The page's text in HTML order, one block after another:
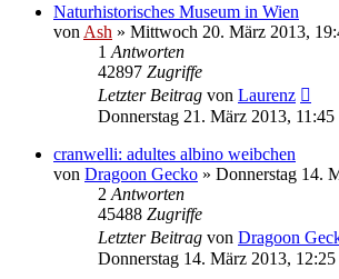
Naturhistorisches Museum in Wien
von Ash » Mittwoch 20. März 2013,
1 Antworten
42897 Zugriffe
Letzter Beitrag von Laurenz
Donnerstag 21. März 2013, 11:45
cranwelli: adultes albino weibchen
von Dragoon Gecko » Donnerstag 14.
2 Antworten
45488 Zugriffe
Letzter Beitrag von Dragoon
Donnerstag 14. März 2013, 12:25